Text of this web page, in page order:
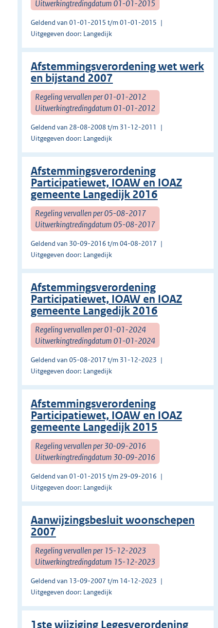
Uitwerkingtredingdatum 01-01-2015
Geldend van 01-01-2015 t/m 01-01-2015
Uitgegeven door: Langedijk
Afstemmingsverordening wet werk
en bijstand 2007
Regeling vervallen per 01-01-2012
Uitwerkingtredingdatum 01-01-2012
Geldend van 28-08-2008 t/m 31-12-2011
Uitgegeven door: Langedijk
Afstemmingsverordening
Participatiewet, IOAW en IOAZ
gemeente Langedijk 2016
Regeling vervallen per 05-08-2017
Uitwerkingtredingdatum 05-08-2017
Geldend van 30-09-2016 t/m 04-08-2017
Uitgegeven door: Langedijk
Afstemmingsverordening
Participatiewet, IOAW en IOAZ
gemeente Langedijk 2016
Regeling vervallen per 01-01-2024
Uitwerkingtredingdatum 01-01-2024
Geldend van 05-08-2017 t/m 31-12-2023
Uitgegeven door: Langedijk
Afstemmingsverordening
Participatiewet, IOAW en IOAZ
gemeente Langedijk 2015
Regeling vervallen per 30-09-2016
Uitwerkingtredingdatum 30-09-2016
Geldend van 01-01-2015 t/m 29-09-2016
Uitgegeven door: Langedijk
Aanwijzingsbesluit woonschepen
2007
Regeling vervallen per 15-12-2023
Uitwerkingtredingdatum 15-12-2023
Geldend van 13-09-2007 t/m 14-12-2023
Uitgegeven door: Langedijk
1ste wijziging Legesverordening